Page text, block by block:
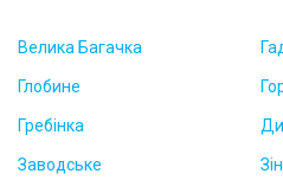
Велика Багачка
Глобине
Гребінка
Заводське